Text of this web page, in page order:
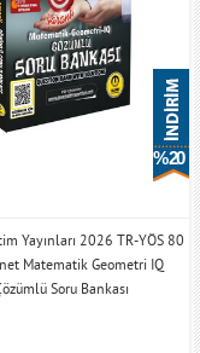
% 20
Yayınları 2026 TR-YÖS 80
Matematik Geometri IQ
Soru Bankası